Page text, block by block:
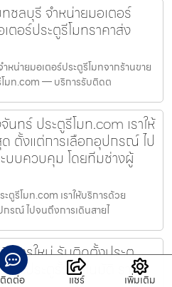
ชลบุรี จำหน่ายมอเตอร์
ตอร์ประตูรีโมทราคาส่ง
หน่ายมอเตอร์ประตูรีโมทจากร้านขาย
โมท.com — บริการรับติดต
ทร์ ประตูรีโมท.com เราให้
ตั้งแต่การเลือกอุปกรณ์ ไป
บบควบคุม โดยทีมช่างผู้
รีโมท.com เราให้บริการด้วย
รณ์ ไปจนถึงการเดินสายไ
มิตรใหม่ รับติดตั้งประตู
ทำประตูรั้วอัตโนมัติ ราคา
ติดต่อ แชร์ เพิ่มเติม